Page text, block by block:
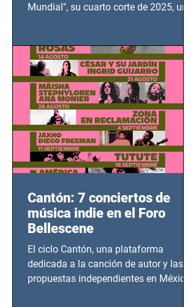
Mundial", su cuarto corte de 2025, un
bélicos.
Cantón: 7 conciertos de
música indie en el Foro
Bellescene
El ciclo Cantón, una plataforma
dedicada a la canción de autor y las
propuestas independientes en México,